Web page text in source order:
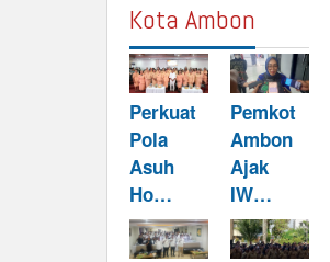
Kota Ambon
Perkuat
Pola
Asuh
Ho…
Pemkot
Ambon
Ajak
IW…